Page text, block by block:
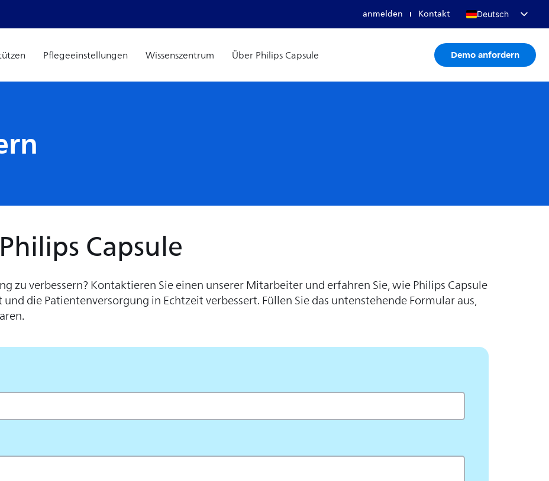
anmelden Kontakt
Deutsch
Français
Pflegeeinstellungen Wissenszentrum Über Philips Capsule Demo anfordern
Capsule
zu verbessern? Kontaktieren Sie einen unserer Mitarbeiter und erfahren Sie, wie Philips Capsule
die Patientenversorgung in Echtzeit verbessert. Füllen Sie das untenstehende Formular aus,